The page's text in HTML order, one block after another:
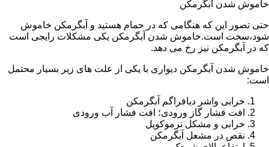
خاموش شدن آبگرمکن
حتی تصور این که هنگامی که در حمام هستید و آبگرمکن خاموش
شود،سخت است.خاموش شدن آبگرمکن یکی مشکلات رایجی است
که در آبگرمکن نیز رخ می دهد.
خاموش شدن آبگرمکن دیواری با یکی از علت های زیر بسیار محتمل
است:
خرابی واشر دیافراگم آبگرمکن
افت فشار گاز ورودی؛ افت فشار آب ورودی
خرابی و مشکل ترموکوپل
نقص در مشعل آبگرمکن